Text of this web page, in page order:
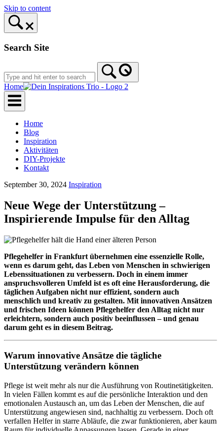
Skip to content
Search Site
Home
Home
Blog
Inspiration
Aktivitäten
DIY-Projekte
Kontakt
September 30, 2024 Inspiration
Neue Wege der Unterstützung –
Inspirierende Impulse für den Alltag
Pflegehelfer in Frankfurt übernehmen eine essenzielle Rolle,
wenn es darum geht, das Leben von Menschen in schwierigen
Lebenssituationen zu verbessern. Doch in einem immer
anspruchsvolleren Umfeld ist es oft eine Herausforderung, die
täglichen Aufgaben nicht nur effizient, sondern auch
menschlich und kreativ zu gestalten. Mit innovativen Ansätzen
und frischen Ideen können Pflegehelfer den Alltag nicht nur
erleichtern, sondern auch positiv beeinflussen – und genau
darum geht es in diesem Beitrag.
Warum innovative Ansätze die tägliche
Unterstützung verändern können
Pflege ist weit mehr als nur die Ausführung von Routinetätigkeiten.
In vielen Fällen kommt es auf die persönliche Interaktion und den
emotionalen Austausch an, um das Leben der Menschen, die auf
Unterstützung angewiesen sind, nachhaltig zu verbessern. Doch oft
verfallen Helfer in starre Abläufe, die zwar funktionieren, aber kaum